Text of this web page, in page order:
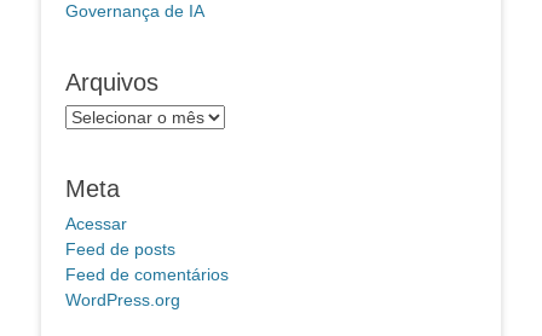
Governança de IA
Arquivos
Arquivos
Meta
Acessar
Feed de posts
Feed de comentários
WordPress.org